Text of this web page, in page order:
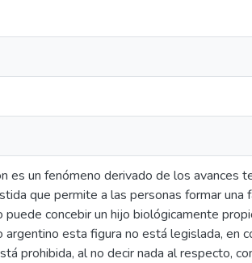
es un fenómeno derivado de los avances
que permite a las personas formar una
concebir un hijo biológicamente
argentino esta figura no está legislada, en
prohibida, al no decir nada al respecto,